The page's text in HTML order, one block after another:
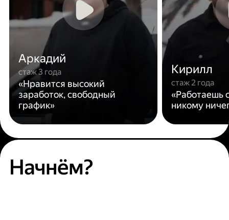
Аркадий
стаж 3 года
«Нравится высокий
заработок, свободный
график»
Кирилл
стаж 2 года
«Работаешь
никому
Начнём?